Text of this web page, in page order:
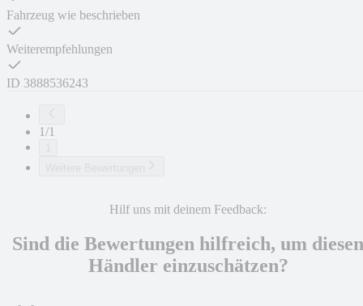
Fahrzeug wie beschrieben
Weiterempfehlungen
ID 3888536243
1/1
Hilf uns mit deinem Feedback:
Sind die Bewertungen hilfreich, um diesen
Händler einzuschätzen?